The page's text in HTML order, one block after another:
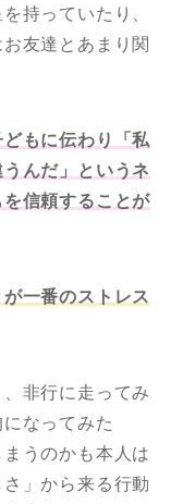
持っていたり、
友達とあまり関
もに伝わり「私
んだ」というネ
信頼することが
一番のストレス
非行に走ってみ
なってみた
うのかも本人は
」から来る行動